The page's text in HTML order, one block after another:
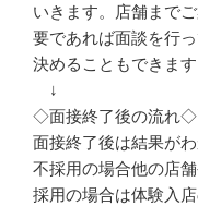
いきます。店舗まで
要であれば面談を行
決めることもできま
↓
◇面接終了後の流れ◇
面接終了後は結果が
不採用の場合他の店
採用の場合は体験入